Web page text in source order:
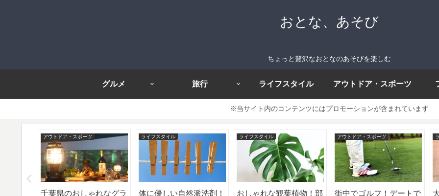
おとな、あそび
ちょっと贅沢なおとなのあそびを楽しむ
グルメ 旅行 ライフスタイル アウトドア・スポーツ
※当サイト内のコンテンツにはプロモーションが含まれています
アウトドア・スポーツ
千葉県のおしゃれなグラ
ライフスタイル
体に優しい自然派洗剤！
ライフスタイル
おしゃれな観葉植物！部
アウトドア・スポーツ
街中でゴルフ！デートで